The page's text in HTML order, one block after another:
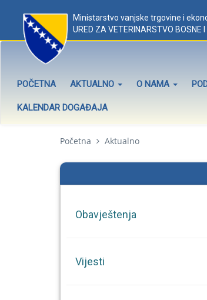
Ministarstvo vanjske trgovine i
URED ZA VETERINARSTVO BOSNE I
POČETNA AKTUALNO O NAMA
KALENDAR DOGAĐAJA
Početna Aktualno
Obavještenja
Vijesti